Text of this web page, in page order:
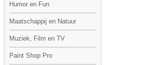
Humor en Fun
Maatschappij en Natuur
Muziek, Film en TV
Paint Shop Pro